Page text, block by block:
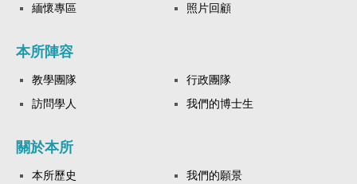
緬懷專區
照片回顧
本所陣容
教學團隊
行政團隊
訪問學人
我們的博士生
關於本所
本所歷史
我們的願景